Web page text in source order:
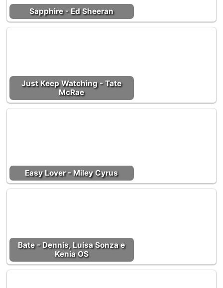
Sapphire - Ed Sheeran
Just Keep Watching - Tate
McRae
Easy Lover - Miley Cyrus
Bate - Dennis, Luísa Sonza e
Kenia OS